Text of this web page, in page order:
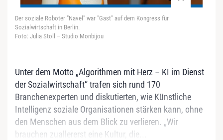
Der soziale Roboter "Navel" war "Gast" auf dem Kongress für
Sozialwirtschaft in Berlin.
Foto: Julia Stoll – Studio Monbijou
Unter dem Motto „Algorithmen mit Herz – KI im Dienst
der Sozialwirtschaft“ trafen sich rund 170
Branchenexperten und diskutierten, wie Künstliche
Intelligenz soziale Organisationen stärken kann, ohne
den Menschen aus dem Blick zu verlieren. „Wir
brauchen zuallererst eine Kultur, die...